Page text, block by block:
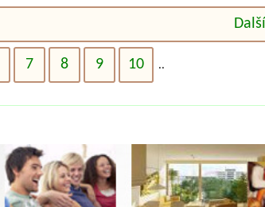
7 8 9 10 ..